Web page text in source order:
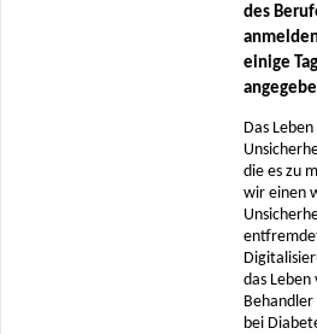
des
einige
Das
die es zu
wir einen
das
bei